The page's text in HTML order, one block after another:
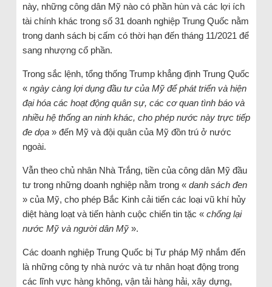
này, những công dân Mỹ nào có phần hùn và các lợi ích
tài chính khác trong số 31 doanh nghiệp Trung Quốc nằm
trong danh sách bị cấm có thời hạn đến tháng 11/2021 để
sang nhượng cổ phần.
Trong sắc lệnh, tổng thống Trump khẳng định Trung Quốc
« ngày càng lợi dụng đầu tư của Mỹ để phát triển và hiện
đại hóa các hoạt động quân sự, các cơ quan tình báo và
nhiều hệ thống an ninh khác, cho phép nước này trực tiếp
đe dọa» đến Mỹ và đội quân của Mỹ đồn trú ở nước
ngoài.
Vẫn theo chủ nhân Nhà Trắng, tiền của công dân Mỹ đầu
tư trong những doanh nghiệp nằm trong « danh sách đen
» của Mỹ, cho phép Bắc Kinh cải tiến các loại vũ khí hủy
diệt hàng loạt và tiến hành cuộc chiến tin tặc « chống lại
nước Mỹ và người dân Mỹ».
Các doanh nghiệp Trung Quốc bị Tư pháp Mỹ nhắm đến
là những công ty nhà nước và tư nhân hoạt động trong
các lĩnh vực hàng không, vận tải hàng hải, xây dựng,